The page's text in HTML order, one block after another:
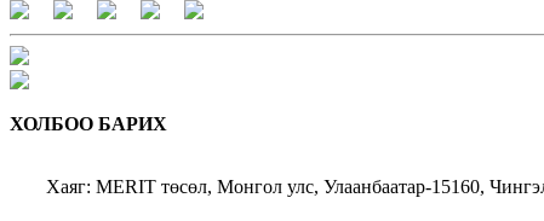
ХОЛБОО БАРИХ
Хаяг: MERIT төсөл, Монгол улс, Улаанбаатар-15160,